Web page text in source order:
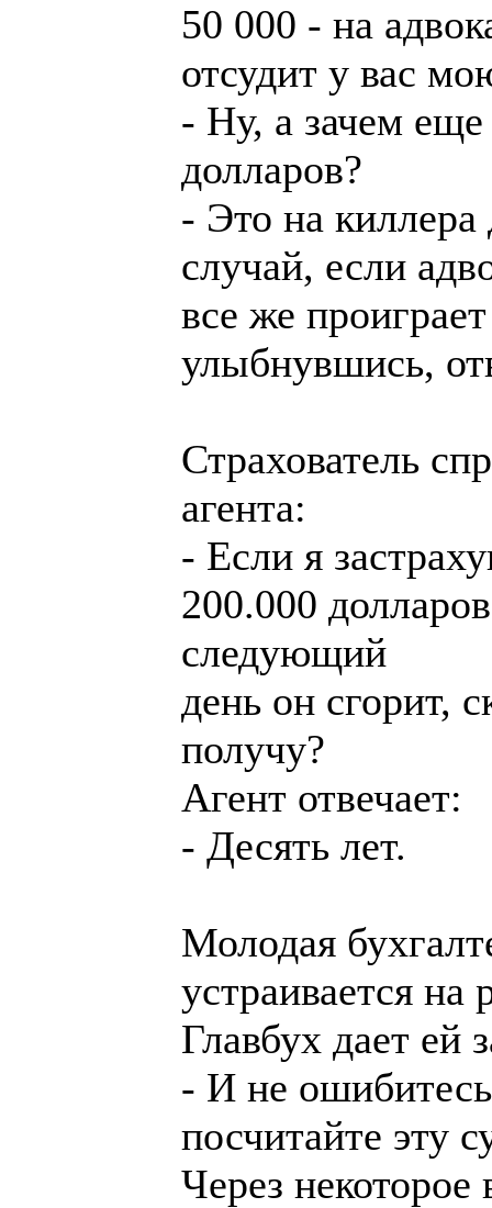
50 000 - на
отсудит у вас
- Ну, а зачем
долларов?
- Это на киллера
случай, если
все же
улыбнувшись,
Страхователь
агента:
- Если я
200.000
следующий
день он сгорит,
получу?
Агент отвечает:
- Десять лет.
Молодая
устpаивается на
Главбух дает ей
- И не
посчитайте эту
Чеpез некотоpое